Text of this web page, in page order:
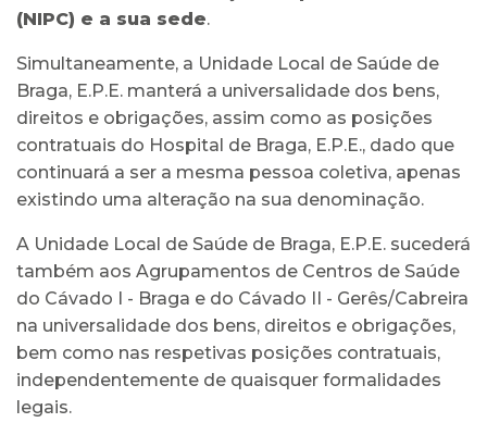
(NIPC) e a sua sede.
Simultaneamente, a Unidade Local de Saúde de
Braga, E.P.E. manterá a universalidade dos bens,
direitos e obrigações, assim como as posições
contratuais do Hospital de Braga, E.P.E., dado que
continuará a ser a mesma pessoa coletiva, apenas
existindo uma alteração na sua denominação.
A Unidade Local de Saúde de Braga, E.P.E. sucederá
também aos Agrupamentos de Centros de Saúde
do Cávado I - Braga e do Cávado II - Gerês/Cabreira
na universalidade dos bens, direitos e obrigações,
bem como nas respetivas posições contratuais,
independentemente de quaisquer formalidades
legais.